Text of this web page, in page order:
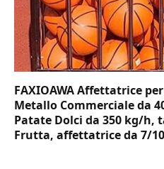
FAXIOAWA Affettatrice
Metallo Commerciale da
Patate Dolci da 350 kg/h,
Frutta, affettatrice da 7/